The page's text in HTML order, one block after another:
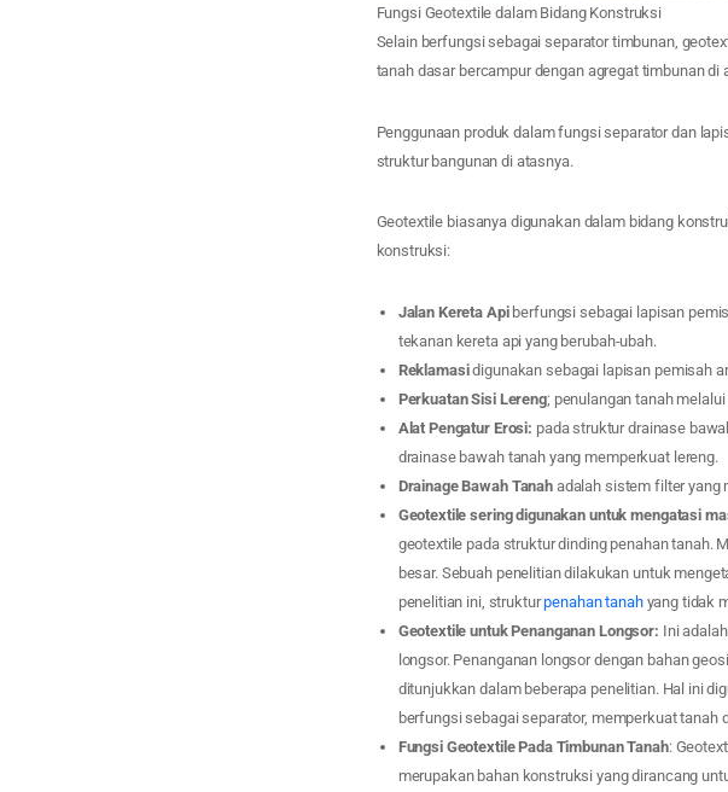
Fungsi Geotextile dalam Bidang Konstruksi
Selain berfungsi sebagai separator timbunan,
tanah dasar bercampur dengan agregat timbunan di
Penggunaan produk dalam fungsi separator dan
struktur bangunan di atasnya.
Geotextile biasanya digunakan dalam bidang
konstruksi:
Jalan Kereta Apiberfungsi sebagai lapisan
tekanan kereta api yang berubah-ubah.
Reklamasidigunakan sebagai lapisan pemisah
Perkuatan Sisi Lereng; penulangan tanah
Alat Pengatur Erosi: pada struktur drainase
drainase bawah tanah yang memperkuat lereng.
Drainage Bawah Tanah adalah sistem filter yang
Geotextile sering digunakan untuk mengatasi
geotextile pada struktur dinding penahan tanah.
besar. Sebuah penelitian dilakukan untuk
penelitian ini, strukturpenahan tanahyang tidak
Geotextile untuk Penanganan Longsor: Ini
longsor. Penanganan longsor dengan bahan
ditunjukkan dalam beberapa penelitian. Hal ini
berfungsi sebagai separator, memperkuat tanah
Fungsi Geotextile Pada Timbunan Tanah:
merupakan bahan konstruksi yang dirancang